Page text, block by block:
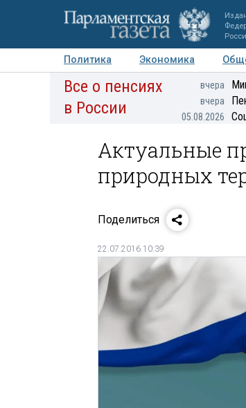
Политика Экономика
Авторы Персоны Мнения
Все о пенсиях
в России
вчера
вчера
05.08.2026
Актуальные
природных
Поделиться
22.07.2016 10:39